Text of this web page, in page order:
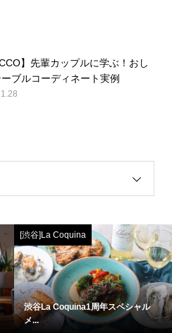
】先輩カップルに学ぶ！おし
ブルコーディネート実例
[渋谷]La Coquina
渋谷La Coquina1周年スペシャル
メ...